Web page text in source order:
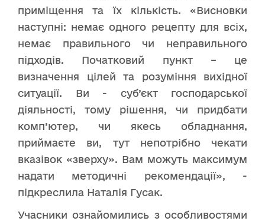
приміщення та їх кількість. «Висновки
наступні: немає одного рецепту для всіх,
немає правильного чи неправильного
підходів. Початковий пункт – це
визначення цілей та розуміння вихідної
ситуації. Ви - суб’єкт господарської
діяльності, тому рішення, чи придбати
комп’ютер, чи якесь обладнання,
приймаєте ви, тут непотрібно чекати
вказівок «зверху». Вам можуть максимум
надати методичні рекомендації», -
підкреслила Наталія Гусак.
Учасники ознайомились з особливостями